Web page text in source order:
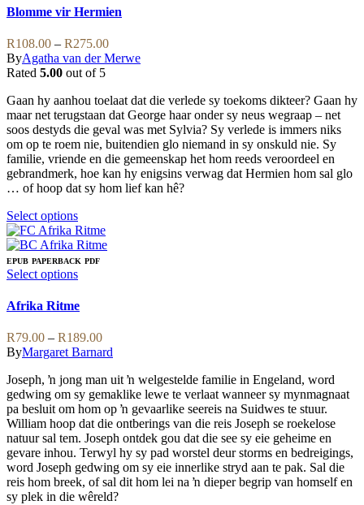
options
may
be
chosen
on
the
product
page
has
multiple
variants.
The
options
may
be
chosen
on
the
product
page
Blomme vir Hermien
R108.00 – R275.00Price
range:
R275.00
ByAgatha van der Merwe
Rated 5.00 out of 5
Gaan hy aanhou toelaat dat die verlede sy toekoms dikteer? Gaan hy
maar net terugstaan dat George haar onder sy neus wegraap – net
soos destyds die geval was met Sylvia? Sy verlede is immers niks
om op te roem nie, buitendien glo niemand in sy onskuld nie. Sy
familie, vriende en die gemeenskap het hom reeds veroordeel en
gebrandmerk, hoe kan hy enigsins verwag dat Hermien hom sal glo
… of hoop dat sy hom lief kan hê?
Select optionsThis
product
has
multiple
variants.
options
be
chosen
on
the
product
page
EPUB PAPERBACK PDF
Select optionsThis
has
variants.
The
options
may
be
chosen
on
the
product
page
Afrika Ritme
R79.00 – R189.00Price
range:
through
R189.00
ByMargaret Barnard
Joseph, ŉ jong man uit ŉ welgestelde familie in Engeland, word
gedwing om sy gemaklike lewe te verlaat wanneer sy mynmagnaat
pa besluit om hom op ŉ gevaarlike seereis na Suidwes te stuur.
William hoop dat die ontberings van die reis Joseph se roekelose
natuur sal tem. Joseph ontdek gou dat die see sy eie geheime en
gevare inhou. Terwyl hy sy pad worstel deur storms en bedreigings,
word Joseph gedwing om sy eie innerlike stryd aan te pak. Sal die
reis hom breek, of sal dit hom lei na ŉ dieper begrip van homself en
sy plek in die wêreld?